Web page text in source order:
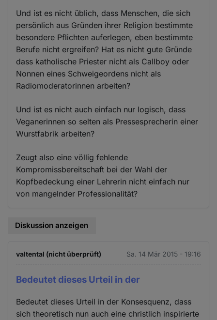
Und ist es nicht üblich, dass Menschen, die sich
persönlich aus Gründen ihrer Religion bestimmte
besondere Pflichten auferlegen, eben bestimmte
Berufe nicht ergreifen? Hat es nicht gute Gründe
dass katholische Priester nicht als Callboy oder
Nonnen eines Schweigeordens nicht als
Radiomoderatorinnen arbeiten?
Und ist es nicht auch einfach nur logisch, dass
Veganerinnen so selten als Pressesprecherin einer
Wurstfabrik arbeiten?
Zeugt also eine völlig fehlende
Kompromissbereitschaft bei der Wahl der
Kopfbedeckung einer Lehrerin nicht einfach nur
von mangelnder Professionalität?
Diskussion anzeigen
valtental (nicht überprüft) Sa. 14 Mär 2015 - 19:16
Bedeutet dieses Urteil in der
Bedeutet dieses Urteil in der Konsesquenz, dass
sich theoretisch nun auch eine christlich inspirierte